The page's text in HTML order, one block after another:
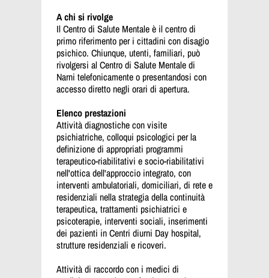
A chi si rivolge
Il Centro di Salute Mentale è il centro di
primo riferimento per i cittadini con disagio
psichico. Chiunque, utenti, familiari, può
rivolgersi al Centro di Salute Mentale di
Narni telefonicamente o presentandosi con
accesso diretto negli orari di apertura.
Elenco prestazioni
Attività diagnostiche con visite
psichiatriche, colloqui psicologici per la
definizione di appropriati programmi
terapeutico-riabilitativi e socio-riabilitativi
nell'ottica dell'approccio integrato, con
interventi ambulatoriali, domiciliari, di rete e
residenziali nella strategia della continuità
terapeutica, trattamenti psichiatrici e
psicoterapie, interventi sociali, inserimenti
dei pazienti in Centri diurni Day hospital,
strutture residenziali e ricoveri.
Attività di raccordo con i medici di